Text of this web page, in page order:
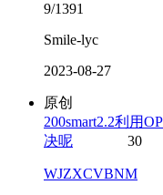
9/1391
Smile-lyc
2023-08-27
原创
200smart2.2利用
决呢
30
WJZXCVBNM